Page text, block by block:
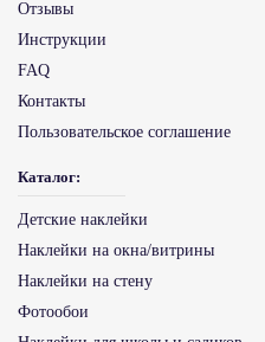
Отзывы
Инструкции
FAQ
Контакты
Пользовательское соглашение
Каталог:
Детские наклейки
Наклейки на окна/витрины
Наклейки на стену
Фотообои